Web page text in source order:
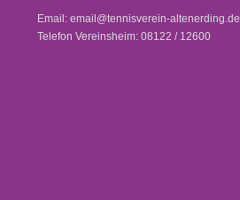
Email: email@tennisverein-altenerding.de
Telefon Vereinsheim: 08122 / 12600